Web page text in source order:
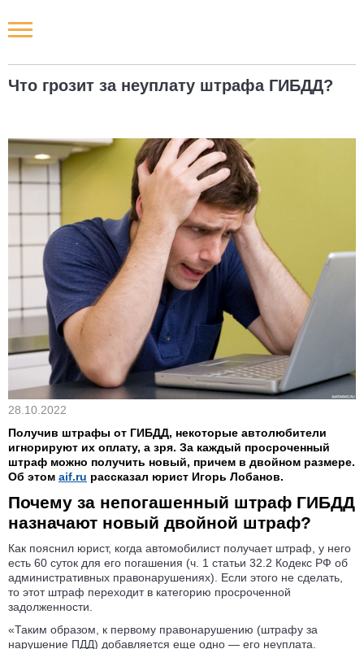
Что грозит за неуплату штрафа ГИБДД?
28.10.2022
Получив штрафы от ГИБДД, некоторые автолюбители
игнорируют их оплату, а зря. За каждый просроченный
штраф можно получить новый, причем в двойном размере.
Об этом aif.ru рассказал юрист Игорь Лобанов.
Почему за непогашенный штраф ГИБДД
назначают новый двойной штраф?
Как пояснил юрист, когда автомобилист получает штраф, у него
есть 60 суток для его погашения (ч. 1 статьи 32.2 Кодекс РФ об
административных правонарушениях). Если этого не сделать,
то этот штраф переходит в категорию просроченной
задолженности.
«Таким образом, к первому правонарушению (штрафу за
нарушение ПДД) добавляется еще одно — его неуплата.
Новости РФ
Новости компаний
Наши мероприятия
Статьи